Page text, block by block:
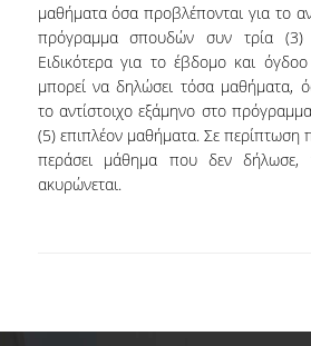
ΑΝΑΚΟΙΝΩΣΕΙΣ
ΑΝΑΚΟΙΝΩΣΕΙΣ
ΠΡΟΚΗΡΥΞΕΙΣ
ΠΡΟΚΗΡΥΞΕΙΣ
ΕΠΙΚΟΙΝΩΝΙΑ
μαθήματα όσα προβλέπονται για το
πρόγραμμα σπουδών συν τρία (3)
Ειδικότερα για το έβδομο και
μπορεί να δηλώσει τόσα μαθήματα,
το αντίστοιχο εξάμηνο στο
(5) επιπλέον μαθήματα. Σε περίπτωση
περάσει μάθημα που δεν
ακυρώνεται.